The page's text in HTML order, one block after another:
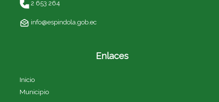
2 653 264
info@espindola.gob.ec
Enlaces
Inicio
Municipio